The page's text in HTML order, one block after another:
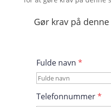
Gør krav på
Fulde navn *
Telefonnummer*